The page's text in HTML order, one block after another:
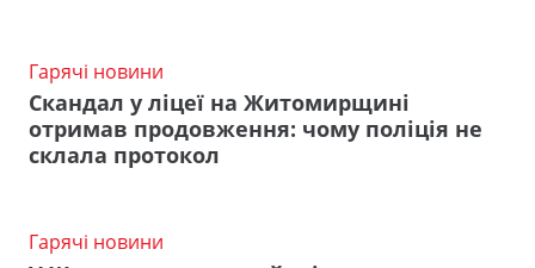
Гарячі новини
Скандал у ліцеї на Житомирщині
отримав продовження: чому поліція не
склала протокол
Гарячі новини